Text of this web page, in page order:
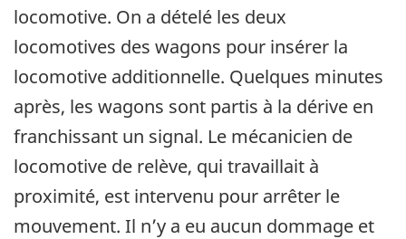
locomotive. On a dételé les deux
locomotives des wagons pour insérer la
locomotive additionnelle. Quelques minutes
après, les wagons sont partis à la dérive en
franchissant un signal. Le mécanicien de
locomotive de relève, qui travaillait à
proximité, est intervenu pour arrêter le
mouvement. Il n’y a eu aucun dommage et